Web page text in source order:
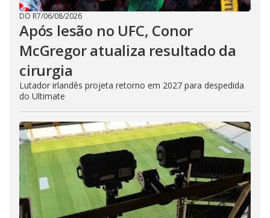
DO R7/06/08/2026
Após lesão no UFC, Conor
McGregor atualiza resultado da
cirurgia
Lutador irlandês projeta retorno em 2027 para despedida
do Ultimate